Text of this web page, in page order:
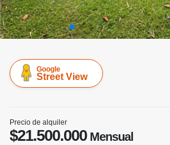
Google
Street View
Precio de alquiler
$21.500.000Mensual